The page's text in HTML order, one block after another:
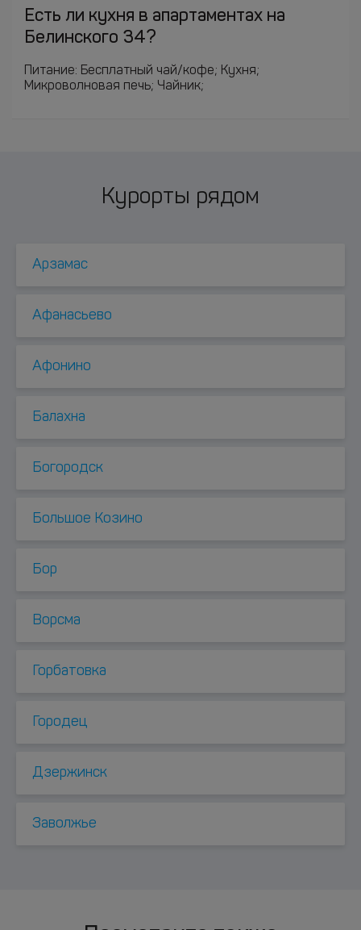
Есть ли кухня в апартаментах на
Белинского 34?
Питание: Бесплатный чай/кофе; Кухня;
Микроволновая печь; Чайник;
Курорты рядом
Арзамас
Афанасьево
Афонино
Балахна
Богородск
Большое Козино
Бор
Ворсма
Горбатовка
Городец
Дзержинск
Заволжье